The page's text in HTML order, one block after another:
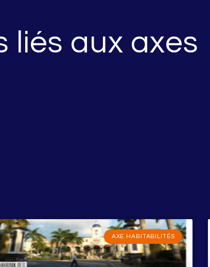
liés aux axes
AXE HABITABILITÉS